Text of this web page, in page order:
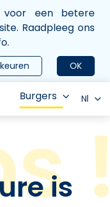
voor een betere
Raadpleeg ons
OK
Burgers Nl
is